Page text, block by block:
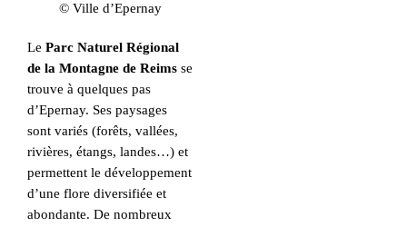
© Ville d’Epernay
Le Parc Naturel Régional
de la Montagne de Reims se
trouve à quelques pas
d’Epernay. Ses paysages
sont variés (forêts, vallées,
rivières, étangs, landes…) et
permettent le développement
d’une flore diversifiée et
abondante. De nombreux